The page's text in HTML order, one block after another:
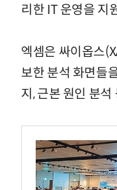
리한 IT 운영을 지
엑셈은 싸이옵스
보한 분석 화면들
지, 근본 원인 분